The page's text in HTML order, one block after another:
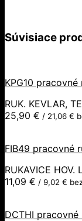
Súvisiace
KPG10
RUK. KEVLAR,
25,90 € / 21,06 €
FIB49 pracovné
RUKAVICE HOV.
11,09 € / 9,02 €
DCTHI pracovné